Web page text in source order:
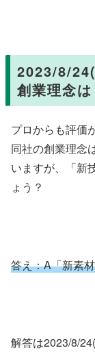
2023/8/
創業理念は
プロからも評価
同社の創業理念
いますが、「新
ょう？
答え：A「新素
解答は2023/8/